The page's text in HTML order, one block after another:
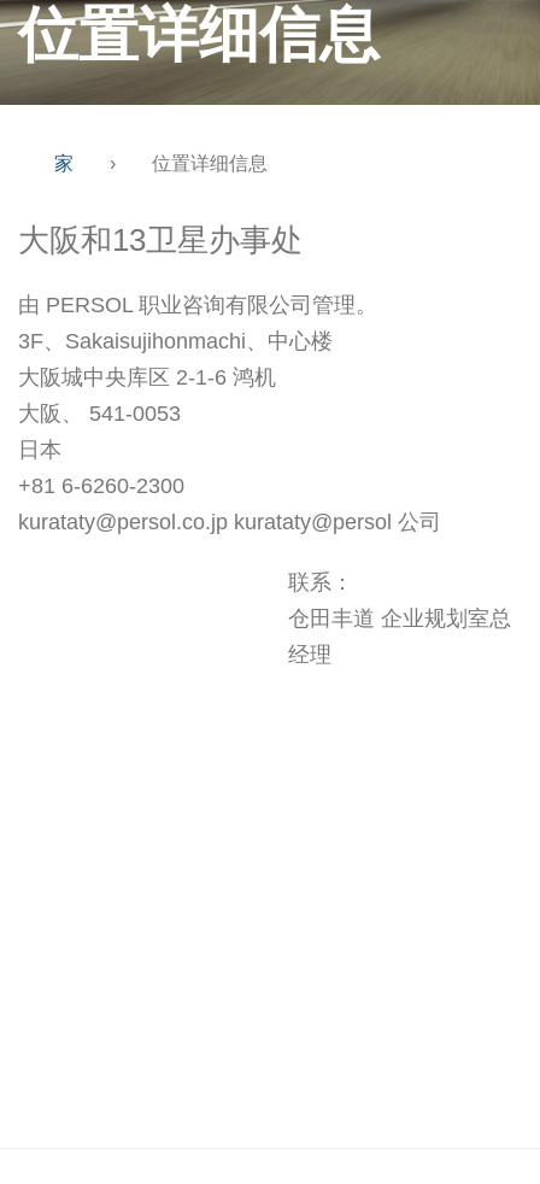
位置详细信息
家 › 位置详细信息
大阪和13卫星办事处
由 PERSOL 职业咨询有限公司管理。
3F、Sakaisujihonmachi、中心楼
大阪城中央库区 2-1-6 鸿机
大阪、 541-0053
日本
+81 6-6260-2300
kurataty@persol.co.jp kurataty@persol 公司
联系：
仓田丰道 企业规划室总
经理